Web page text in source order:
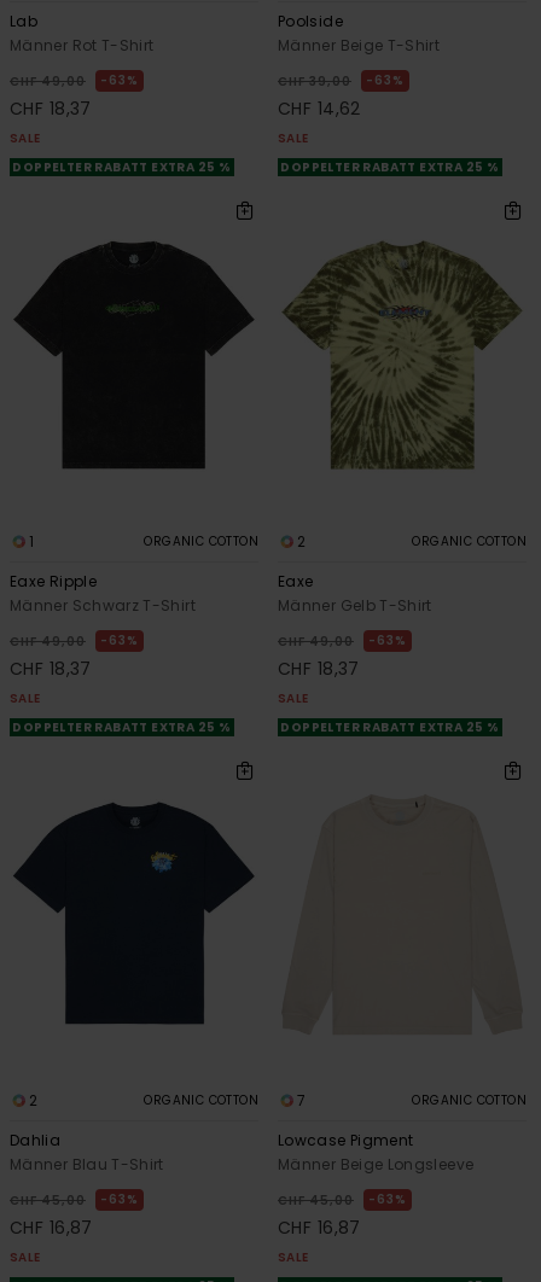
Lab
Männer Rot T-Shirt
CHF 49,00 63%
CHF 18,37
SALE
DOPPELTER RABATT EXTRA 25 %
Poolside
Männer Beige T-Shirt
CHF 39,00 63%
CHF 14,62
SALE
DOPPELTER RABATT EXTRA 25 %
1 ORGANIC COTTON
Eaxe Ripple
Männer Schwarz T-Shirt
CHF 49,00 63%
CHF 18,37
SALE
DOPPELTER RABATT EXTRA 25 %
2 ORGANIC COTTON
Eaxe
Männer Gelb T-Shirt
CHF 49,00 63%
CHF 18,37
SALE
DOPPELTER RABATT EXTRA 25 %
2 ORGANIC COTTON
Dahlia
Männer Blau T-Shirt
CHF 45,00 63%
CHF 16,87
SALE
7 ORGANIC COTTON
Lowcase Pigment
Männer Beige Longsleeve
CHF 45,00 63%
CHF 16,87
SALE